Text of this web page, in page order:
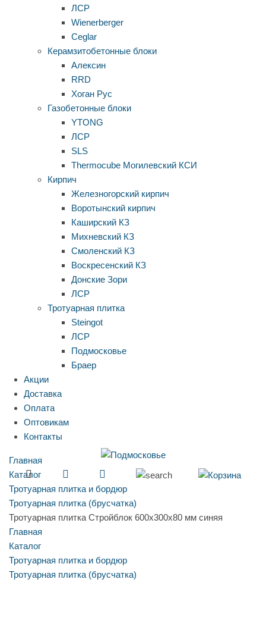
ЛСР
Wienerberger
Ceglar
Керамзитобетонные блоки
Алексин
RRD
Хоган Рус
Газобетонные блоки
YTONG
ЛСР
SLS
Thermocube Могилевский КСИ
Кирпич
Железногорский кирпич
Воротынский кирпич
Каширский КЗ
Михневский КЗ
Смоленский КЗ
Воскресенский КЗ
Донские Зори
ЛСР
Тротуарная плитка
Steingot
ЛСР
Подмосковье
Браер
Акции
Доставка
Оплата
Оптовикам
Контакты
Главная
Каталог
Тротуарная плитка и бордюр
Тротуарная плитка (брусчатка)
Тротуарная плитка Стройблок 600x300x80 мм синяя
Главная
Каталог
Тротуарная плитка и бордюр
Тротуарная плитка (брусчатка)